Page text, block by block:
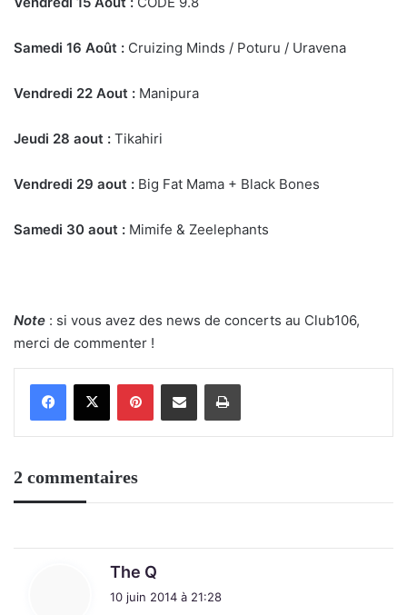
Samedi 16 Août : Cruizing Minds / Poturu / Uravena
Vendredi 22 Aout : Manipura
Jeudi 28 aout : Tikahiri
Vendredi 29 aout : Big Fat Mama + Black Bones
Samedi 30 aout : Mimife & Zeelephants
Note : si vous avez des news de concerts au Club106,
merci de commenter !
2 commentaires
The Q
10 juin 2014 à 21:28